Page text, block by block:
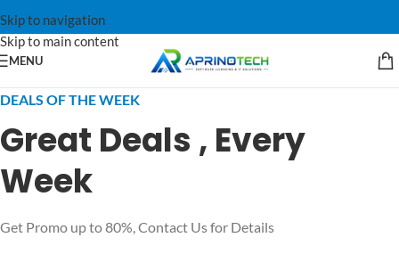
Skip to navigation
Skip to main content
MENU
DEALS OF THE WEEK
Great Deals , Every
Week
Get Promo up to 80%, Contact Us for Details